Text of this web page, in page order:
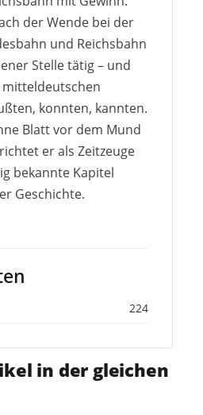
der Wende bei der
und Reichsbahn
Stelle tätig – und
konnten, kannten.
Blatt vor dem Mund
er als Zeitzeuge
bekannte Kapitel
Geschichte.
224
in der gleichen